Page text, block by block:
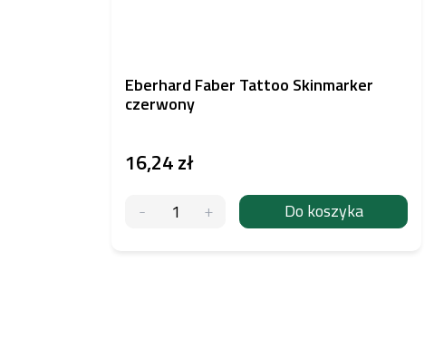
Eberhard Faber Tattoo Skinmarker
czerwony
16,24 zł
Do koszyka